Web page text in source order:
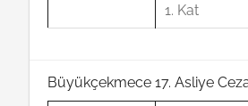
1. Kat
Büyükçekmece 17. Asliye